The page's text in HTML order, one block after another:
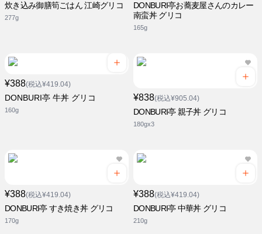
炊き込み御膳筍ごはん 江崎グリコ
277g
DONBURI亭お蕎麦屋さんのカレー
南蛮丼 グリコ
165g
¥388(税込¥419.04)
DONBURI亭 牛丼 グリコ
160g
¥838(税込¥905.04)
DONBURI亭 親子丼 グリコ
180gx3
¥388(税込¥419.04)
DONBURI亭 すき焼き丼 グリコ
170g
¥388(税込¥419.04)
DONBURI亭 中華丼 グリコ
210g